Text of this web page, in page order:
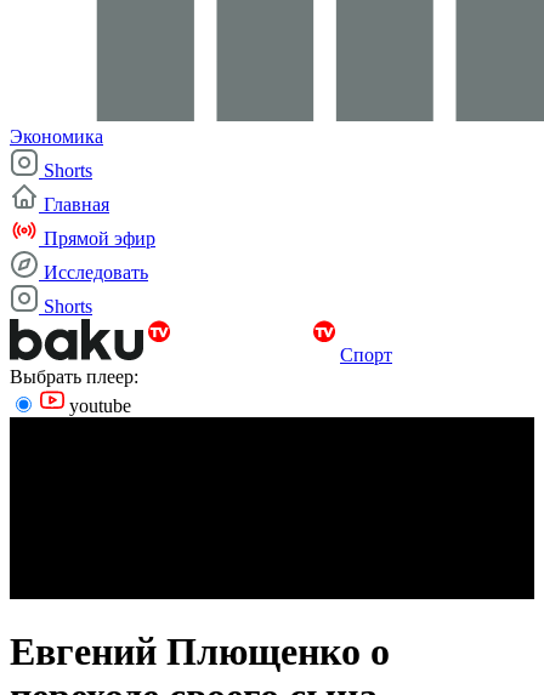
Экономика
Shorts
Главная
Прямой эфир
Исследовать
Shorts
Спорт
Выбрать плеер:
youtube
Евгений Плющенко о